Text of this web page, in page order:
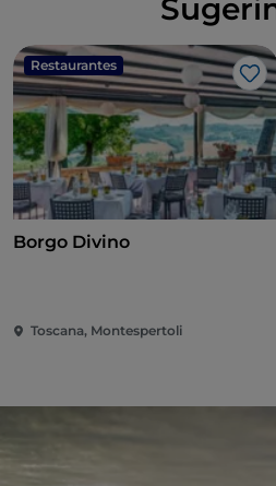
Restaurantes
Borgo Divino
Toscana, Montespertoli